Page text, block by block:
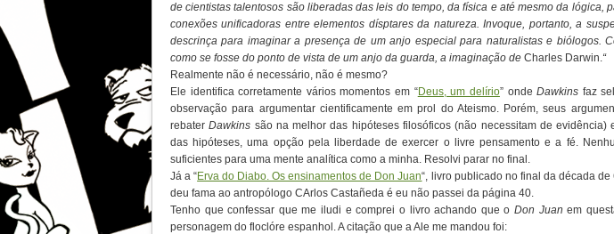
de cientistas talentosos são liberadas das leis do tempo, da física e até mesmo da lógica,
conexões unificadoras entre elementos dísptares da natureza. Invoque, portanto, a
descrinça para imaginar a presença de um anjo especial para naturalistas e biólogos.
como se fosse do ponto de vista de um anjo da guarda, a imaginação de Charles Darwin.“
Realmente não é necessário, não é mesmo?
Ele identifica corretamente vários momentos em “Deus, um delírio” ondeDawkins faz
observação para argumentar cientificamente em prol do Ateismo. Porém, seus
rebaterDawkins são na melhor das hipóteses filosóficos (não necessitam de evidência)
das hipóteses, uma opção pela liberdade de exercer o livre pensamento e a fé.
suficientes para uma mente analítica como a minha. Resolvi parar no final.
Já a “Erva do Diabo. Os ensinamentos de Don Juan“, livro publicado no final da década de
deu fama ao antropólogo CArlos Castañeda é eu não passei da página 40.
Tenho que confessar que me iludi e comprei o livro achando que o Don Juan em
personagem do floclóre espanhol. A citação que a Ale me mandou foi: